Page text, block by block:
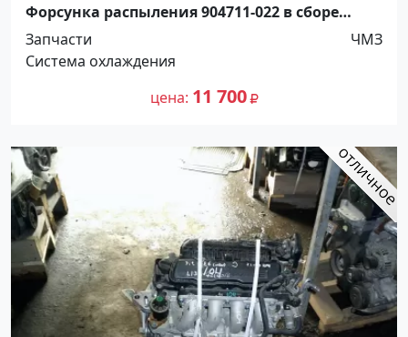
Форсунка распыления 904711-022 в сборе
Краснодар
Запчасти
ЧМЗ
Система охлаждения
цена 11 700